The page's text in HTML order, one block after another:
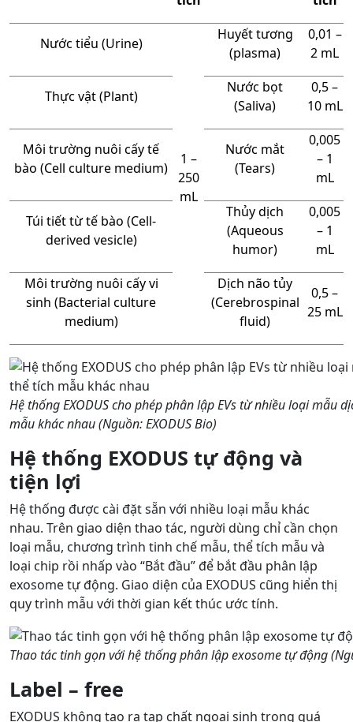
Nước tiểu (Urine)
1 –
250
mL
Huyết tương
(plasma)
0,01 –
2 mL
Thực vật (Plant)
Nước bọt
(Saliva)
0,5 –
10 mL
Môi trường nuôi cấy tế
bào (Cell culture medium)
Nước mắt
(Tears)
0,005
– 1
mL
Túi tiết từ tế bào (Cell-
derived vesicle)
Thủy dịch
(Aqueous
humor)
0,005
– 1
mL
Môi trường nuôi cấy vi
sinh (Bacterial culture
medium)
Dịch não tủy
(Cerebrospinal
fluid)
0,5 –
25 mL
Hệ thống EXODUS cho phép phân lập EVs từ nhiều loại mẫu
mẫu khác nhau (Nguồn: EXODUS Bio)
Hệ thống EXODUS tự động và
tiện lợi
Hệ thống được cài đặt sẵn với nhiều loại mẫu khác
nhau. Trên giao diện thao tác, người dùng chỉ cần chọn
loại mẫu, chương trình tinh chế mẫu, thể tích mẫu và
loại chip rồi nhấp vào “Bắt đầu” để bắt đầu phân lập
exosome tự động. Giao diện của EXODUS cũng hiển thị
quy trình mẫu với thời gian kết thúc ước tính.
Thao tác tinh gọn với hệ thống phân lập exosome tự động
Label – free
EXODUS không tạo ra tạp chất ngoại sinh trong quá